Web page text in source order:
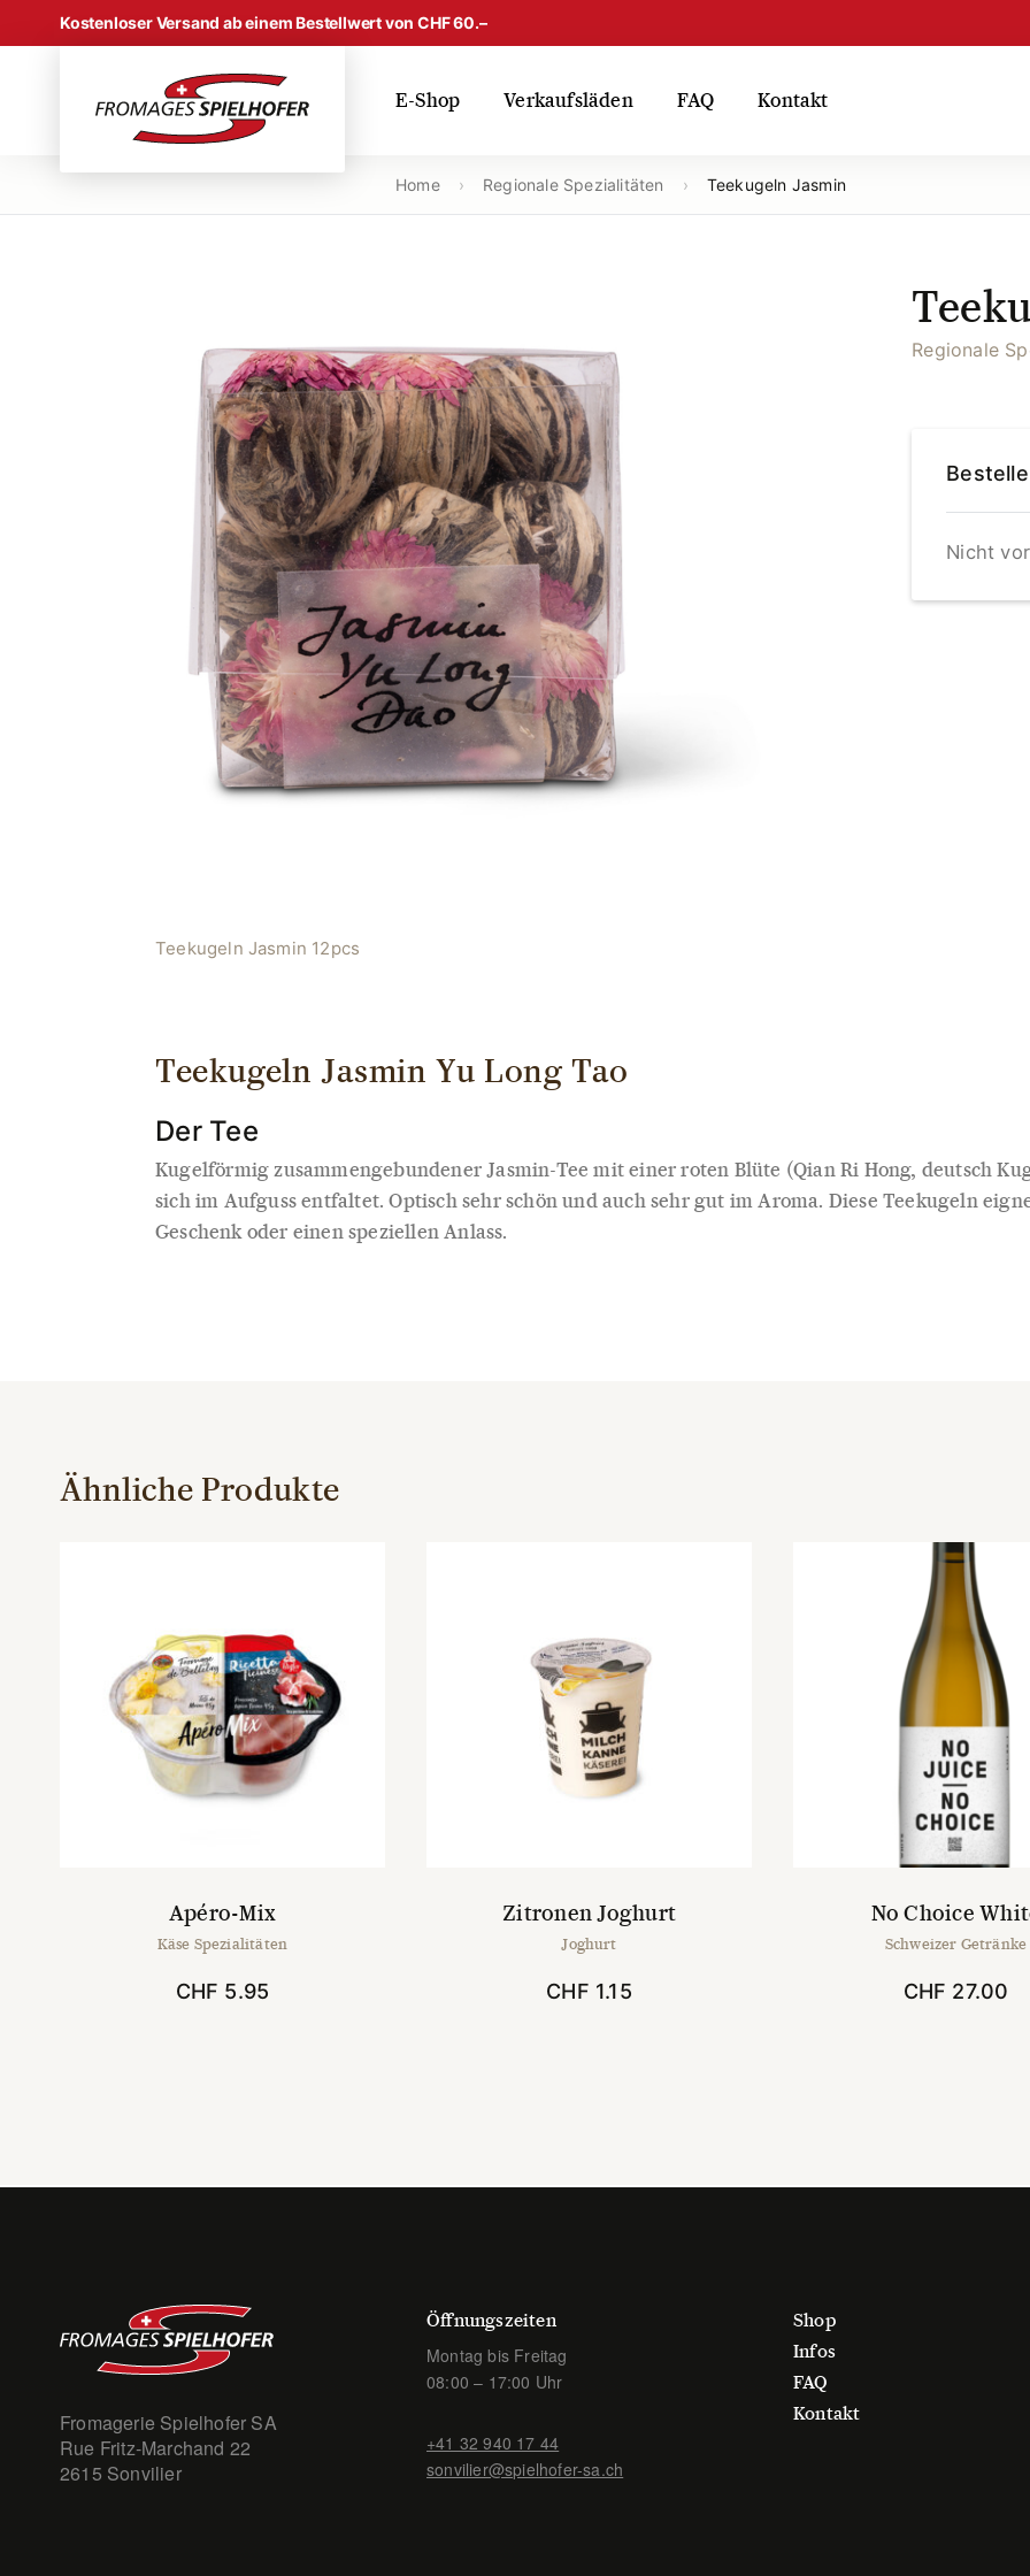
Skip to content
Kostenloser Versand ab einem Bestellwert von CHF 60.–
E-Shop Verkaufsläden FAQ Kontakt
Home › Regionale Spezialitäten › Teekugeln Jasmin
Teekugeln Jasmin 12pcs
Regionale
Nicht
Teekugeln Jasmin Yu Long Tao
Der Tee
Kugelförmig zusammengebundener Jasmin-Tee mit einer roten Blüte (Qian Ri Hong, deutsch
sich im Aufguss entfaltet. Optisch sehr schön und auch sehr gut im Aroma. Diese Teekugeln
Geschenk oder einen speziellen Anlass.
Ähnliche Produkte
Apéro-Mix
Käse Spezialitäten
CHF 5.95
Zitronen Joghurt
Joghurt
CHF 1.15
No Choice
Schweizer Getränke
CHF 27.00
Fromagerie Spielhofer SA
Rue Fritz-Marchand 22
2615 Sonvilier
Öffnungszeiten
Montag bis Freitag
08:00 – 17:00 Uhr
+41 32 940 17 44
sonvilier@spielhofer-sa.ch
Shop
Infos
FAQ
Kontakt